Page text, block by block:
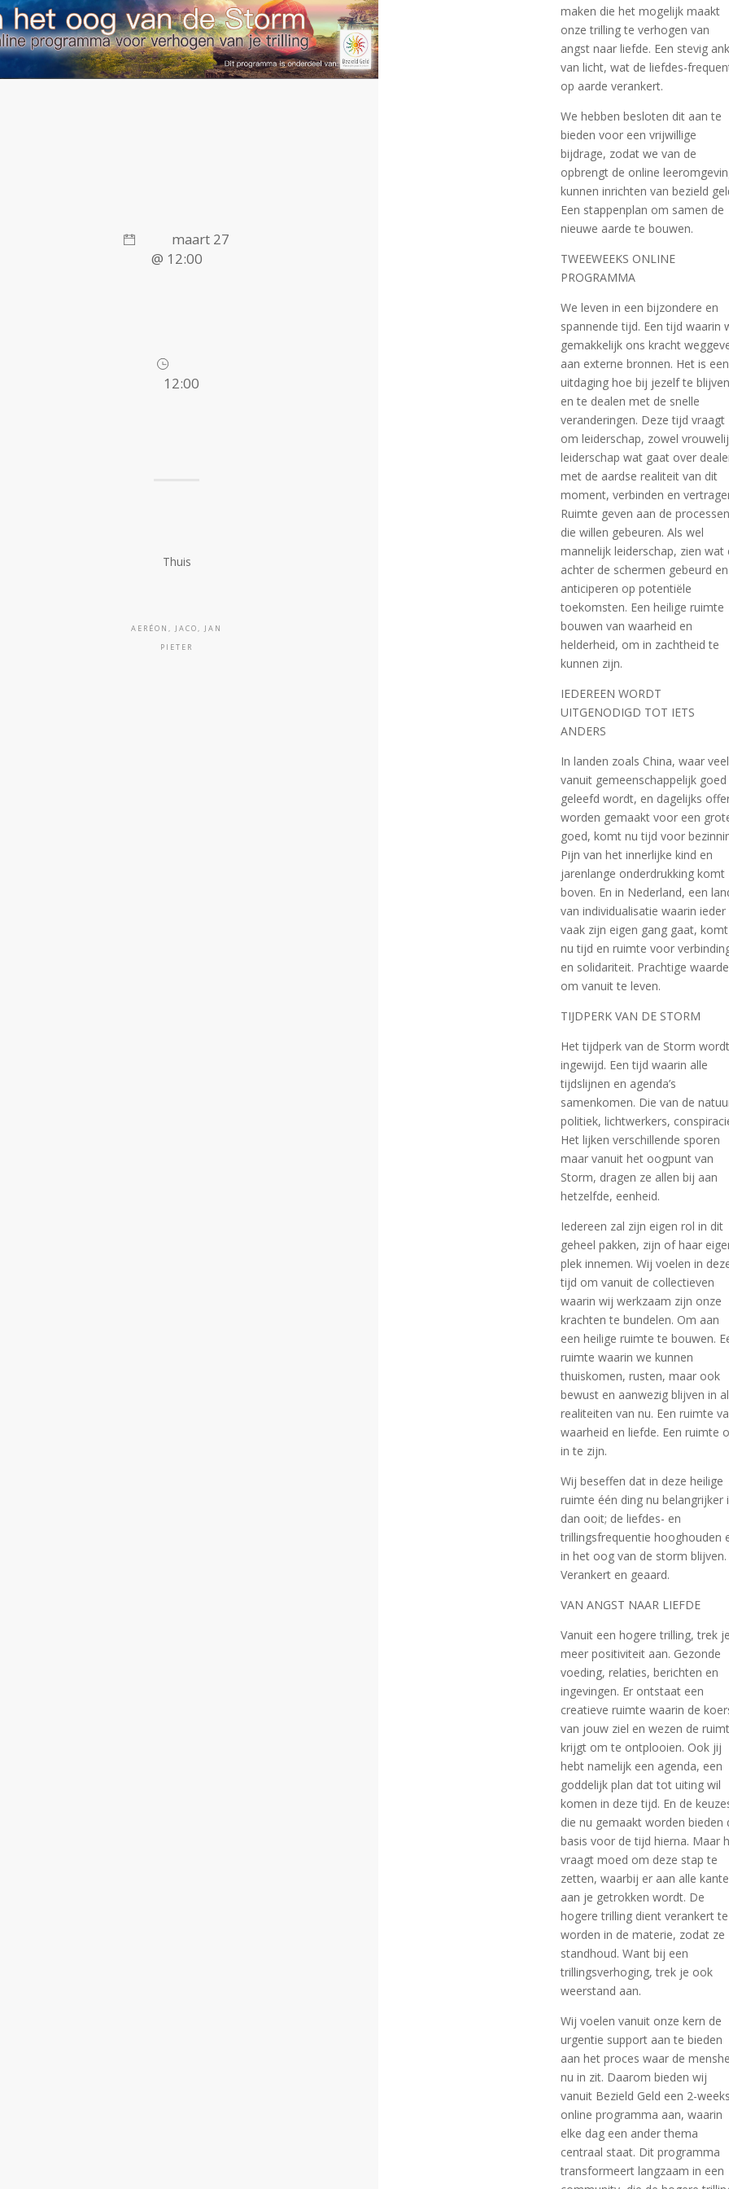
maken die het mogelijk maakt
onze trilling te verhogen van
angst naar liefde. Een stevig
van licht, wat de liefdes-
op aarde verankert.
We hebben besloten dit aan te
bieden voor een vrijwillige
bijdrage, zodat we van de
opbrengt de online
kunnen inrichten van bezield
Een stappenplan om samen de
nieuwe aarde te bouwen.
TWEEWEEKS ONLINE
PROGRAMMA
We leven in een bijzondere en
spannende tijd. Een tijd waarin
gemakkelijk ons kracht
aan externe bronnen. Het is een
uitdaging hoe bij jezelf te blijven
en te dealen met de snelle
veranderingen. Deze tijd vraagt
om leiderschap, zowel
leiderschap wat gaat over
met de aardse realiteit van dit
moment, verbinden en
Ruimte geven aan de processen
die willen gebeuren. Als wel
mannelijk leiderschap, zien wat
achter de schermen gebeurd en
anticiperen op potentiële
toekomsten. Een heilige ruimte
bouwen van waarheid en
helderheid, om in zachtheid te
kunnen zijn.
IEDEREEN WORDT
UITGENODIGD TOT IETS
ANDERS
In landen zoals China, waar veel
vanuit gemeenschappelijk goed
geleefd wordt, en dagelijks
worden gemaakt voor een
goed, komt nu tijd voor
Pijn van het innerlijke kind en
jarenlange onderdrukking komt
boven. En in Nederland, een
van individualisatie waarin ieder
vaak zijn eigen gang gaat, komt
nu tijd en ruimte voor
en solidariteit. Prachtige
om vanuit te leven.
TIJDPERK VAN DE STORM
Het tijdperk van de Storm wordt
ingewijd. Een tijd waarin alle
tijdslijnen en agenda’s
samenkomen. Die van de
politiek, lichtwerkers,
Het lijken verschillende sporen
maar vanuit het oogpunt van
Storm, dragen ze allen bij aan
hetzelfde, eenheid.
Iedereen zal zijn eigen rol in dit
geheel pakken, zijn of haar
plek innemen. Wij voelen in
tijd om vanuit de collectieven
waarin wij werkzaam zijn onze
krachten te bundelen. Om aan
een heilige ruimte te bouwen.
ruimte waarin we kunnen
thuiskomen, rusten, maar ook
bewust en aanwezig blijven in
realiteiten van nu. Een ruimte
waarheid en liefde. Een ruimte
in te zijn.
Wij beseffen dat in deze heilige
ruimte één ding nu belangrijker
dan ooit; de liefdes- en
trillingsfrequentie hooghouden
in het oog van de storm blijven.
Verankert en geaard.
VAN ANGST NAAR LIEFDE
Vanuit een hogere trilling, trek je
meer positiviteit aan. Gezonde
voeding, relaties, berichten en
ingevingen. Er ontstaat een
creatieve ruimte waarin de
van jouw ziel en wezen de
krijgt om te ontplooien. Ook jij
hebt namelijk een agenda, een
goddelijk plan dat tot uiting wil
komen in deze tijd. En de
die nu gemaakt worden bieden
basis voor de tijd hierna. Maar
vraagt moed om deze stap te
zetten, waarbij er aan alle
aan je getrokken wordt. De
hogere trilling dient verankert te
worden in de materie, zodat ze
standhoud. Want bij een
trillingsverhoging, trek je ook
weerstand aan.
Wij voelen vanuit onze kern de
urgentie support aan te bieden
aan het proces waar de
nu in zit. Daarom bieden wij
vanuit Bezield Geld een 2-weeks
online programma aan, waarin
elke dag een ander thema
centraal staat. Dit programma
transformeert langzaam in een
maart 27
@ 12:00
12:00
Thuis
AERÉON, JACO, JAN
PIETER